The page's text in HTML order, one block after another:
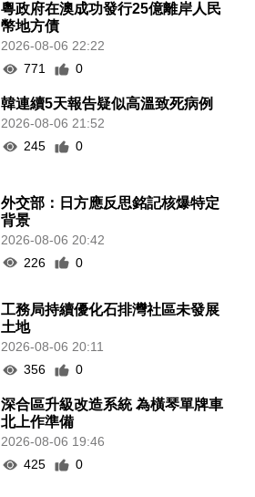
粵政府在澳成功發行25億離岸人民
幣地方債
2026-08-06 22:22
771
0
韓連續5天報告疑似高溫致死病例
2026-08-06 21:52
245
0
外交部：日方應反思銘記核爆特定
背景
2026-08-06 20:42
226
0
工務局持續優化石排灣社區未發展
土地
2026-08-06 20:11
356
0
深合區升級改造系統 為橫琴單牌車
北上作準備
2026-08-06 19:46
425
0